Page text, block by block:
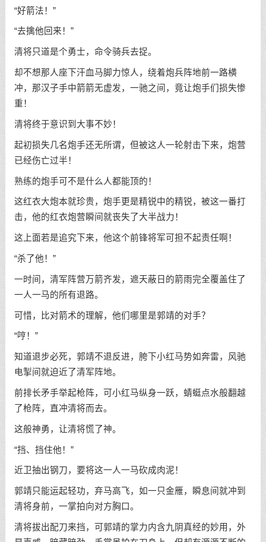
“好箭法！”
“去擒他回来！”
清将只道是个勇士，命令骑兵去捉。
却不想那人座下汗血马脚力惊人，绕着炮兵阵地前一路横
冲，那汉子手中箭箭无虚发，一驰之间，竟让炮手们损失惨
重！
清将终于意识到大事不妙！
起初损失几名炮手还无所谓，但被这人一轮射击下来，炮营
已经伤亡过半！
熟练的炮手可不是什么人都能顶的！
这红衣大炮本就珍贵，炮手更是精锐中的精锐，被这一番打
击，他的红衣炮营瞬间就丧失了大半战力！
这上面若是追究下来，他这个前锋将军可担不起责任啊！
“杀了他！”
一时间，清军阵营万箭齐发，遮天蔽日的箭雨完全覆盖住了
一人一马的所有退路。
可惜，比对箭术的理解，他们哪里是郭靖的对手？
“哼！”
知道退步必死，郭靖不退反进，胯下小红马势如奔雷，风驰
电掣间就迫近了清军阵地。
前排长矛手举起枪阵，可小红马纵身一跃，蜻蜓点水般翻越
了枪阵，直冲清将而去。
这般神勇，让清将慌了神。
“挡、挡住他！”
近卫抽出钢刀，要将这一人一马砍成肉泥！
郭靖只能运起轻功，弃马高飞，如一只金雁，瞬息间就冲到
清将身前，一掌拍向对方胸口。
清将拔出配刀来挡，可郭靖的掌力内含九阴真经的妙用，外